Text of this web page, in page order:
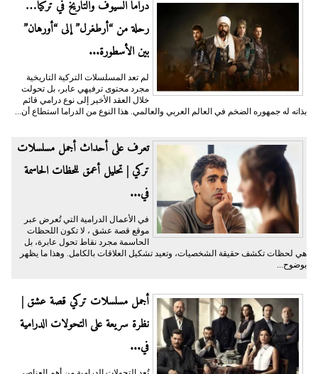
دراما السيوف والتاريخ في تركيا…
رحلة من “أرطغرل” إلى “أورهان”
بين الأسطورة...
لم تعد المسلسلات التركية التاريخية
مجرد محتوى ترفيهي عابر، بل تحولت
خلال العقد الأخير إلى نوع درامي قائم
بذاته له جمهوره الضخم في العالم العربي والعالمي. هذا النوع من الدراما استطاع أن...
تعرف على أحداث أجمل مسلسلات
تركي | تحليل أعمق للحظات الحاسمة
في...
في الأعمال الدرامية التي تُعرض عبر
موقع قصة عشق ، لا تكون اللحظات
الحاسمة مجرد نقاط تحول عابرة، بل
هي لحظات تكشف حقيقة الشخصيات، وتعيد تشكيل العلاقات بالكامل. وهذا ما يظهر
بوضوح...
أجمل مسلسلات تركي قصة عشق |
نظرة سريعة على التحولات الدرامية
في...